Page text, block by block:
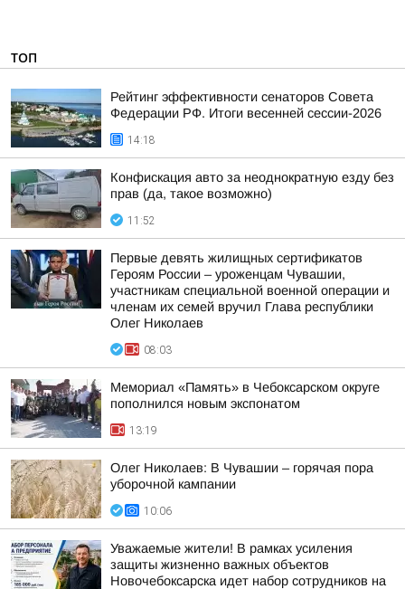
ТОП
Рейтинг эффективности сенаторов Совета
Федерации РФ. Итоги весенней сессии-2026
14:18
Конфискация авто за неоднократную езду без
прав (да, такое возможно)
11:52
Первые девять жилищных сертификатов
Героям России – уроженцам Чувашии,
участникам специальной военной операции и
членам их семей вручил Глава республики
Олег Николаев
08:03
Мемориал «Память» в Чебоксарском округе
пополнился новым экспонатом
13:19
Олег Николаев: В Чувашии – горячая пора
уборочной кампании
10:06
Уважаемые жители! В рамках усиления
защиты жизненно важных объектов
Новочебоксарска идет набор сотрудников на